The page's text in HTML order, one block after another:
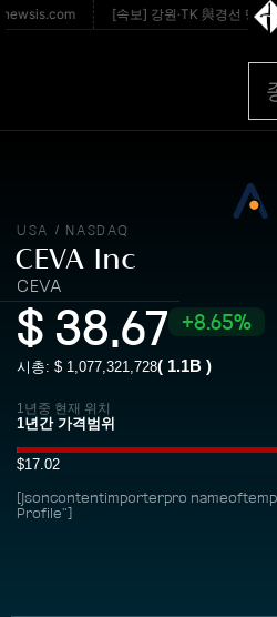
[속보] 강원·TK 與경선 당원
USA / NASDAQ
CEVA Inc
CEVA
$ 38.67 8.65%
시총: $ 1,077,321,728( 1.1B )
1년중 현재 위치
$17.02
[jsoncontentimporterpro
Profile"]